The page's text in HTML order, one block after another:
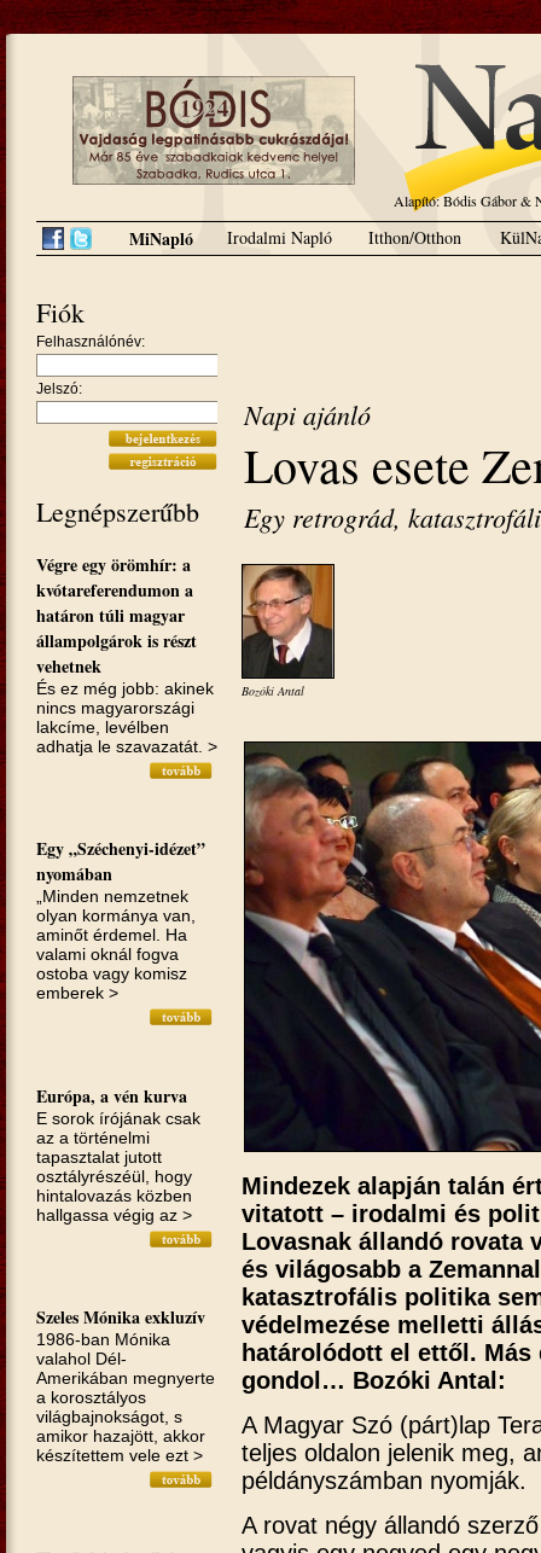
Alapító: Bódis Gábor &
MiNapló Irodalmi Napló Itthon/Otthon
Fiók
Felhasználónév:
Jelszó:
Legnépszerűbb
Végre egy örömhír: a
kvótareferendumon a
határon túli magyar
állampolgárok is részt
vehetnek
És ez még jobb: akinek
nincs magyarországi
lakcíme, levélben
adhatja le szavazatát. >
Egy „Széchenyi-idézet”
nyomában
„Minden nemzetnek
olyan kormánya van,
aminőt érdemel. Ha
valami oknál fogva
ostoba vagy komisz
emberek >
Európa, a vén kurva
E sorok írójának csak
az a törté­nelmi
tapasztalat jutott
osztályrészéül, hogy
hintalovazás közben
hallgassa végig az >
Szeles Mónika exkluzív
1986-ban Mónika
valahol Dél-
Amerikában megnyerte
a korosztályos
világbajnokságot, s
amikor hazajött, akkor
készítettem vele ezt >
Napi ajánló
Lovas esete
Egy retrográd,
Bozóki Antal
Mindezek alapján talán
vitatott – irodalmi és
Lovasnak állandó rovata
és világosabb a
katasztrofális politika
védelmezése melletti
határolódott el ettől.
gondol… Bozóki Antal:
A Magyar Szó (párt)lap
teljes oldalon jelenik meg,
példányszámban nyomják.
A rovat négy állandó